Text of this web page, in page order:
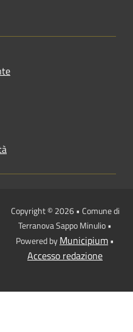
Copyright © 2026 • Comune di
Terranova Sappo Minulio •
Powered byMunicipium•
Accesso redazione